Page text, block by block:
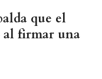
que el
al firmar una